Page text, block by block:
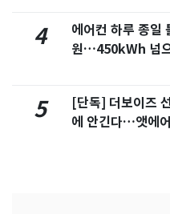
4
에어컨 하루 종일
원…450kWh 넘
5
[단독] 더보이즈
에 안긴다…앳에